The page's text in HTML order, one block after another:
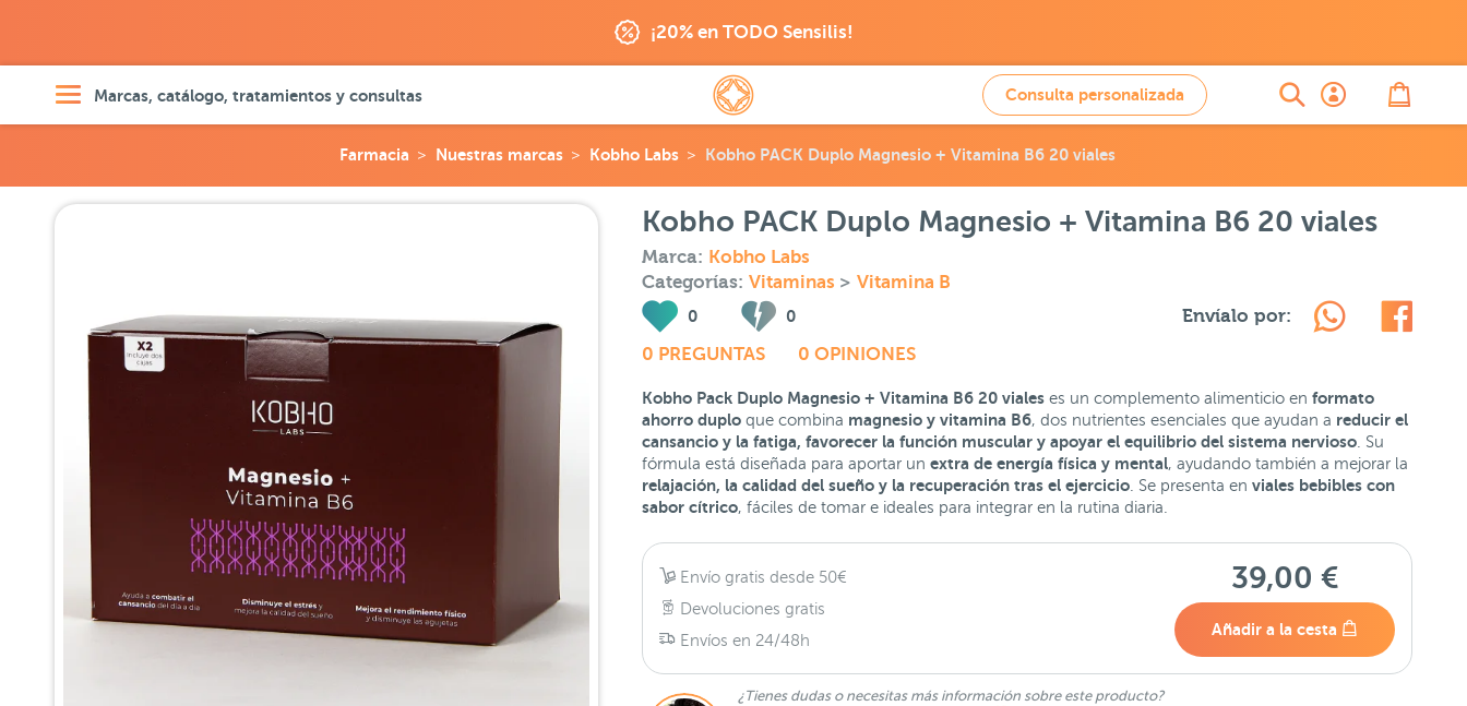
¡20% en TODO Sensilis!
Marcas, catálogo, tratamientos y consultas Consulta personalizada
Farmacia Nuestras marcas Kobho Labs Kobho PACK Duplo Magnesio + Vitamina B6 20 viales
Kobho PACK Duplo Magnesio + Vitamina B6 20 viales
Marca: Kobho Labs
Categorías: Vitaminas > Vitamina B
0 0
0 PREGUNTAS 0 OPINIONES
Envíalo por:
Kobho Pack Duplo Magnesio + Vitamina B6 20 vialeses un complemento alimenticio en formato
ahorro duploque combina magnesio y vitamina B6, dos nutrientes esenciales que ayudan a reducir el
cansancio y la fatiga, favorecer la función muscular y apoyar el equilibrio del sistema nervioso. Su
fórmula está diseñada para aportar un extra de energía física y mental, ayudando también a mejorar la
relajación, la calidad del sueño y la recuperación tras el ejercicio. Se presenta en viales bebibles con
sabor cítrico, fáciles de tomar e ideales para integrar en la rutina diaria.
Envío gratis desde 50€
Devoluciones gratis
Envíos en 24/48h
39,00 €
Añadir a la cesta
¿Tienes dudas o necesitas más información sobre este producto?